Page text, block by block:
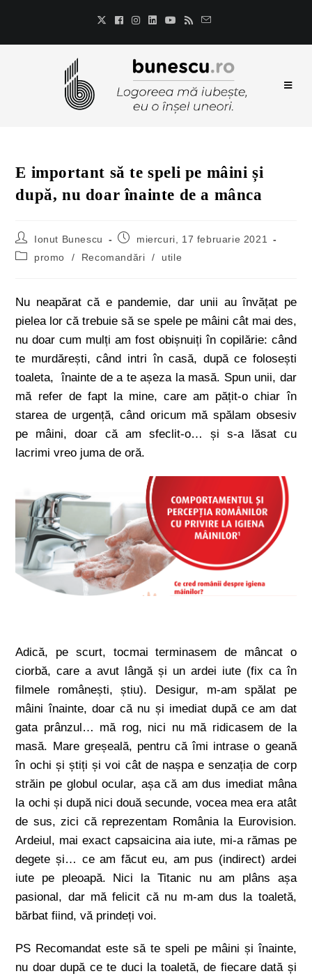
E important să te speli pe mâini și
după, nu doar înainte de a mânca
Ionut Bunescu
miercuri, 17 februarie 2021
promo
/ Recomandări / utile
Nu neapărat că e pandemie, dar unii au învățat pe
pielea lor că trebuie să se spele pe mâini cât mai des,
nu doar cum mulți am fost obișnuiți în copilărie: când
te murdărești, când intri în casă, după ce folosești
toaleta, înainte de a te așeza la masă. Spun unii, dar
mă refer de fapt la mine, care am pățit-o chiar în
starea de urgență, când oricum mă spălam obsesiv
pe mâini, doar că am sfeclit-o… și s-a lăsat cu
lacrimi vreo juma de oră.
Adică, pe scurt, tocmai terminasem de mâncat o
ciorbă, care a avut lângă și un ardei iute (fix ca în
filmele românești, știu). Desigur, m-am spălat pe
mâini înainte, doar că nu și imediat după ce am dat
gata prânzul… mă rog, nici nu mă ridicasem de la
masă. Mare greșeală, pentru că îmi intrase o geană
în ochi și știți și voi cât de nașpa e senzația de corp
străin pe globul ocular, așa că am dus imediat mâna
la ochi și după nici două secunde, vocea mea era atât
de sus, zici că reprezentam România la Eurovision.
Ardeiul, mai exact capsaicina aia iute, mi-a rămas pe
degete și… ce am făcut eu, am pus (indirect) ardei
iute pe pleoapă. Nici la Titanic nu am plâns așa
pasional, dar mă felicit că nu m-am dus la toaletă,
bărbat fiind, vă prindeți voi.
PS Recomandat este să te speli pe mâini și înainte,
nu doar după ce te duci la toaletă, de fiecare dată și